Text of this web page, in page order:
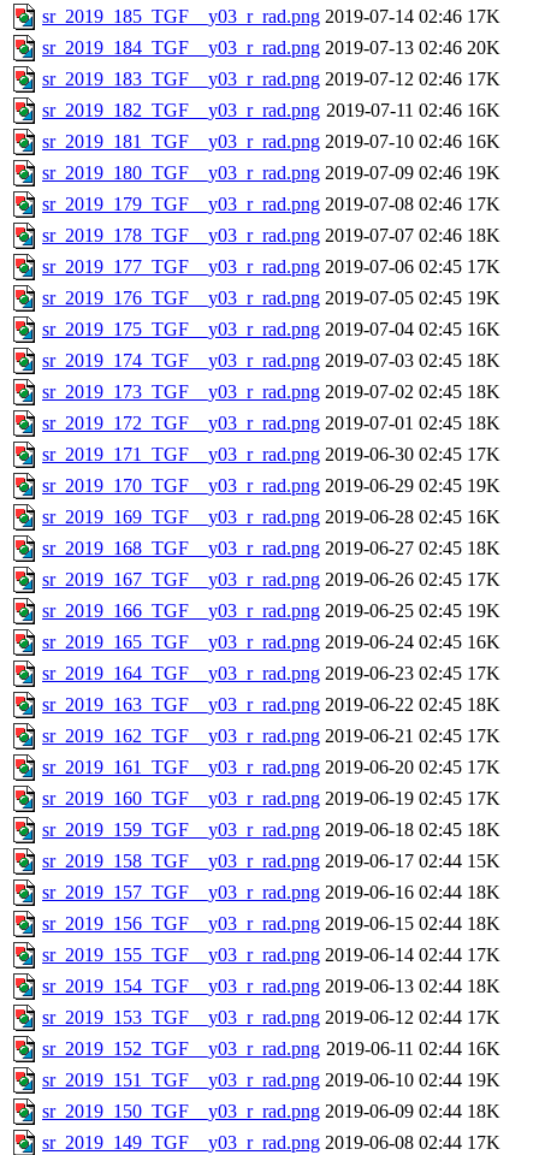
sr_2019_185_TGF__y03_r_rad.png 2019-07-14 02:46 17K
sr_2019_184_TGF__y03_r_rad.png 2019-07-13 02:46 20K
sr_2019_183_TGF__y03_r_rad.png 2019-07-12 02:46 17K
sr_2019_182_TGF__y03_r_rad.png 2019-07-11 02:46 16K
sr_2019_181_TGF__y03_r_rad.png 2019-07-10 02:46 16K
sr_2019_180_TGF__y03_r_rad.png 2019-07-09 02:46 19K
sr_2019_179_TGF__y03_r_rad.png 2019-07-08 02:46 17K
sr_2019_178_TGF__y03_r_rad.png 2019-07-07 02:46 18K
sr_2019_177_TGF__y03_r_rad.png 2019-07-06 02:45 17K
sr_2019_176_TGF__y03_r_rad.png 2019-07-05 02:45 19K
sr_2019_175_TGF__y03_r_rad.png 2019-07-04 02:45 16K
sr_2019_174_TGF__y03_r_rad.png 2019-07-03 02:45 18K
sr_2019_173_TGF__y03_r_rad.png 2019-07-02 02:45 18K
sr_2019_172_TGF__y03_r_rad.png 2019-07-01 02:45 18K
sr_2019_171_TGF__y03_r_rad.png 2019-06-30 02:45 17K
sr_2019_170_TGF__y03_r_rad.png 2019-06-29 02:45 19K
sr_2019_169_TGF__y03_r_rad.png 2019-06-28 02:45 16K
sr_2019_168_TGF__y03_r_rad.png 2019-06-27 02:45 18K
sr_2019_167_TGF__y03_r_rad.png 2019-06-26 02:45 17K
sr_2019_166_TGF__y03_r_rad.png 2019-06-25 02:45 19K
sr_2019_165_TGF__y03_r_rad.png 2019-06-24 02:45 16K
sr_2019_164_TGF__y03_r_rad.png 2019-06-23 02:45 17K
sr_2019_163_TGF__y03_r_rad.png 2019-06-22 02:45 18K
sr_2019_162_TGF__y03_r_rad.png 2019-06-21 02:45 17K
sr_2019_161_TGF__y03_r_rad.png 2019-06-20 02:45 17K
sr_2019_160_TGF__y03_r_rad.png 2019-06-19 02:45 17K
sr_2019_159_TGF__y03_r_rad.png 2019-06-18 02:45 18K
sr_2019_158_TGF__y03_r_rad.png 2019-06-17 02:44 15K
sr_2019_157_TGF__y03_r_rad.png 2019-06-16 02:44 18K
sr_2019_156_TGF__y03_r_rad.png 2019-06-15 02:44 18K
sr_2019_155_TGF__y03_r_rad.png 2019-06-14 02:44 17K
sr_2019_154_TGF__y03_r_rad.png 2019-06-13 02:44 18K
sr_2019_153_TGF__y03_r_rad.png 2019-06-12 02:44 17K
sr_2019_152_TGF__y03_r_rad.png 2019-06-11 02:44 16K
sr_2019_151_TGF__y03_r_rad.png 2019-06-10 02:44 19K
sr_2019_150_TGF__y03_r_rad.png 2019-06-09 02:44 18K
sr_2019_149_TGF__y03_r_rad.png 2019-06-08 02:44 17K